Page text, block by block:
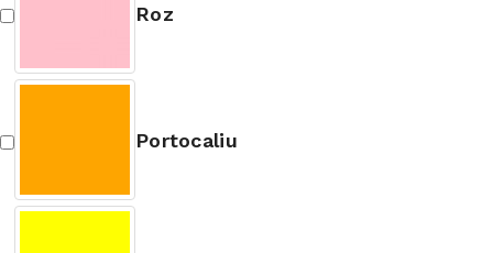
Roz
Portocaliu